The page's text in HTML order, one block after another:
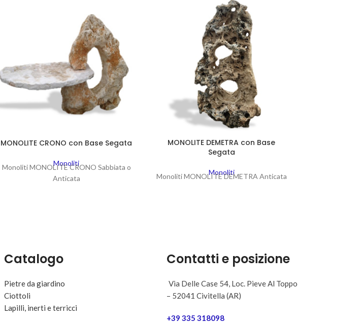
MONOLITE CRONO con Base Segata
Monoliti
Monoliti MONOLITE CRONO Sabbiata o
Anticata
MONOLITE DEMETRA con Base
Segata
Monoliti
Monoliti MONOLITE DEMETRA Anticata
Catalogo
Pietre da giardino
Ciottoli
Lapilli, inerti e terricci
Contatti e posizione
Via Delle Case 54, Loc. Pieve Al Toppo
– 52041 Civitella (AR)
+39 335 318098